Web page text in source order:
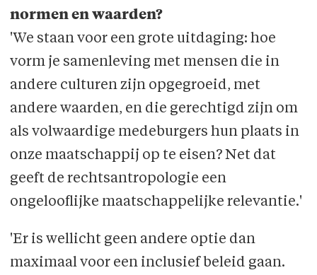
normen en waarden?
'We staan voor een grote uitdaging: hoe
vorm je samenleving met mensen die in
andere culturen zijn opgegroeid, met
andere waarden, en die gerechtigd zijn om
als volwaardige medeburgers hun plaats in
onze maatschappij op te eisen? Net dat
geeft de rechtsantropologie een
ongelooflijke maatschappelijke relevantie.'
'Er is wellicht geen andere optie dan
maximaal voor een inclusief beleid gaan.